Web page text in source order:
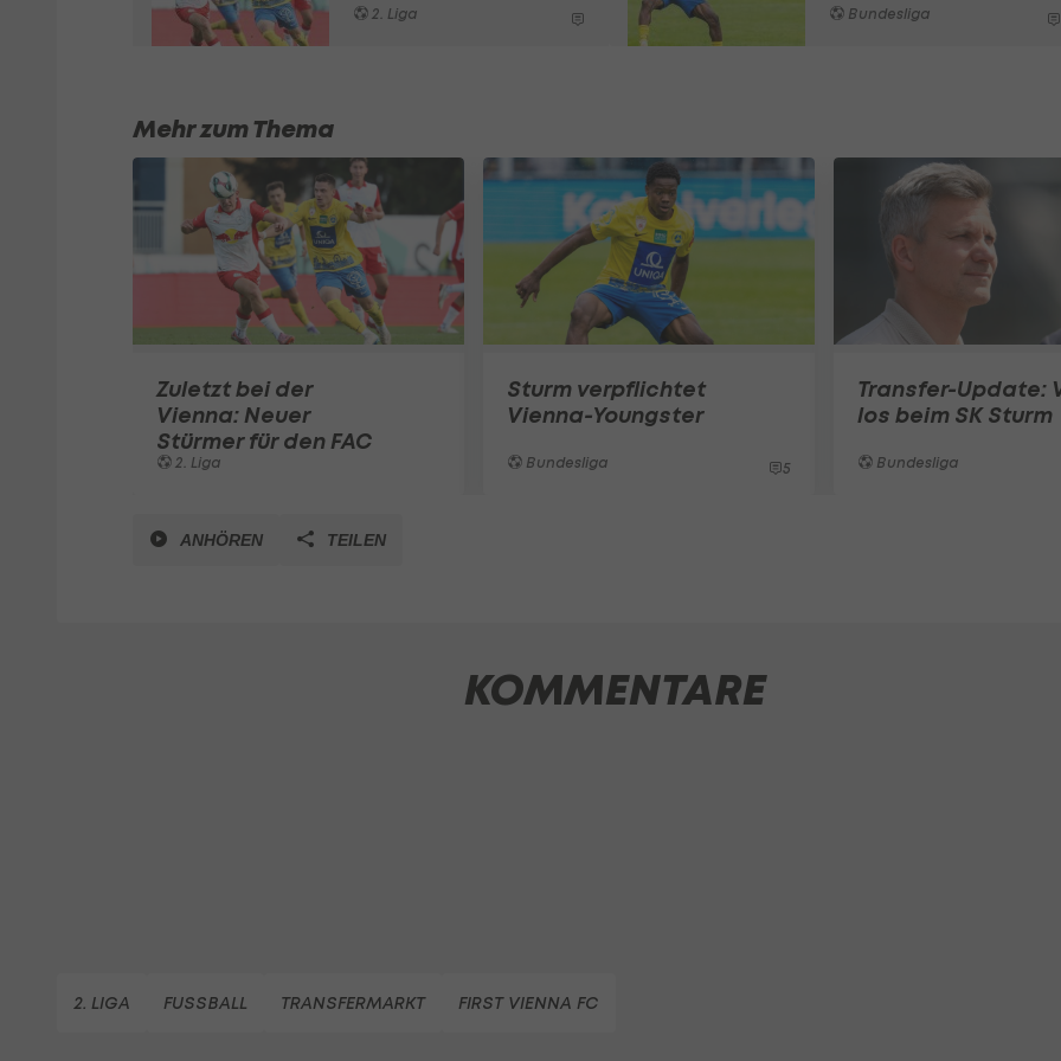
2. Liga Bundesliga
Mehr zum Thema
Zuletzt bei der
Vienna: Neuer
Stürmer für den FAC
2. Liga
Sturm verpflichtet
Vienna-Youngster
Bundesliga 5
Transfer-Update:
los beim SK Sturm
Bundesliga
ANHÖREN TEILEN
KOMMENTARE
2. LIGA FUSSBALL TRANSFERMARKT FIRST VIENNA FC